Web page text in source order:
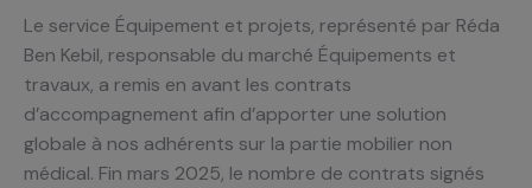
Le service Équipement et projets, représenté par Réda
Ben Kebil, responsable du marché Équipements et
travaux, a remis en avant les contrats
d’accompagnement afin d’apporter une solution
globale à nos adhérents sur la partie mobilier non
médical. Fin mars 2025, le nombre de contrats signés